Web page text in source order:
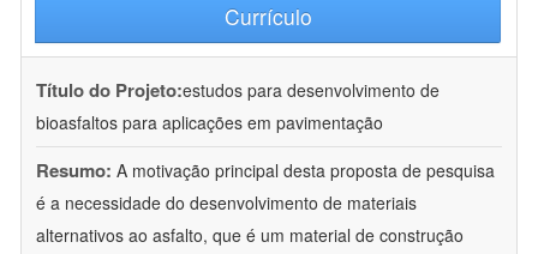
Currículo
Título do Projeto:estudos para desenvolvimento de
bioasfaltos para aplicações em pavimentação
Resumo: A motivação principal desta proposta de pesquisa
é a necessidade do desenvolvimento de materiais
alternativos ao asfalto, que é um material de construção